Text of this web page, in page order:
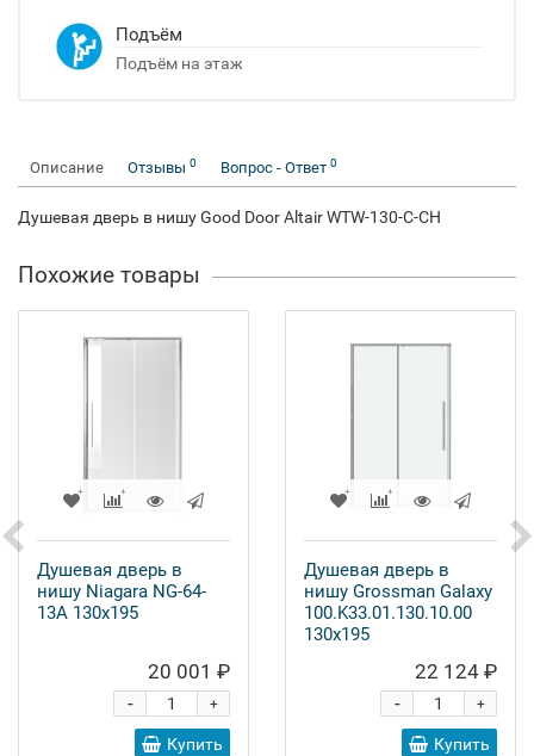
Подъём
Подъём на этаж
Описание Отзывы 0 Вопрос - Ответ 0
Душевая дверь в нишу Good Door Altair WTW-130-C-CH
Похожие товары
Душевая дверь в
нишу Niagara NG-64-
13A 130x195
20 001 ₽
+
-
Купить
Душевая дверь в
нишу Grossman Galaxy
100.K33.01.130.10.00
130x195
22 124 ₽
+
-
Купить